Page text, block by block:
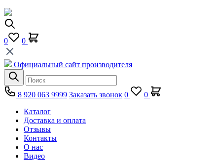
0 0
Официальный сайт производителя
8 920 063 9999 Заказать звонок 0
0
Каталог
Доставка и оплата
Отзывы
Контакты
О нас
Видео